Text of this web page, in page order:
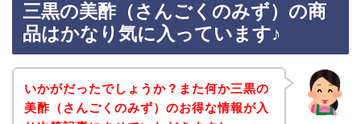
三黒の美酢（さんごくのみず）の商
品はかなり気に入っています♪
いかがだったでしょうか？また何か三黒の
美酢（さんごくのみず）のお得な情報が入